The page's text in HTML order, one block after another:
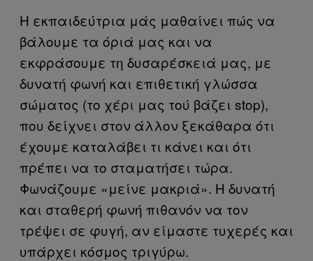
Η εκπαιδεύτρια μάς μαθαίνει πώς να
βάλουμε τα όριά μας και να
εκφράσουμε τη δυσαρέσκειά μας, με
δυνατή φωνή και επιθετική γλώσσα
σώματος (το χέρι μας τού βάζει stop),
που δείχνει στον άλλον ξεκάθαρα ότι
έχουμε καταλάβει τι κάνει και ότι
πρέπει να το σταματήσει τώρα.
Φωνάζουμε «μείνε μακριά». Η δυνατή
και σταθερή φωνή πιθανόν να τον
τρέψει σε φυγή, αν είμαστε τυχερές και
υπάρχει κόσμος τριγύρω.